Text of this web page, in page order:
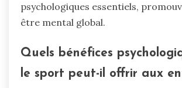
psychologiques essentiels,
être mental global.
Quels bénéfices
le sport peut-il offrir aux